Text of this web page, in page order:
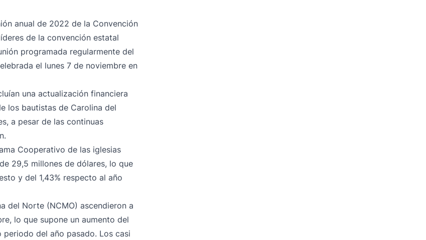
anual de 2022 de la Convención
de la convención estatal
programada regularmente del
el lunes 7 de noviembre en
una actualización financiera
los bautistas de Carolina del
a pesar de las continuas
Cooperativo de las iglesias
29,5 millones de dólares, lo que
y del 1,43% respecto al año
del Norte (NCMO) ascendieron a
lo que supone un aumento del
del año pasado. Los casi